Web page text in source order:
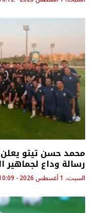
محمد حسن تيتو يعلن
رسالة وداع لجماهير
السبت، 1 أغسطس 2026 - 10:09 م